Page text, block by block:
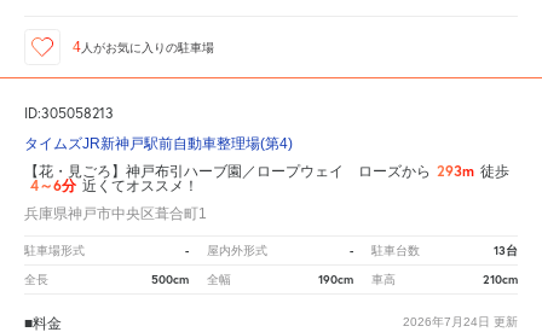
4人がお気に入りの駐車場
ID:305058213
タイムズJR新神戸駅前自動車整理場(第4)
【花・見ごろ】神戸布引ハーブ園／ロープウェイ ローズから 293m 徒歩
4～6分 近くてオススメ！
兵庫県神戸市中央区葺合町1
駐車場形式 - 屋内外形式 - 駐車台数 13台
全長 500cm 全幅 190cm 車高 210cm
2026年7月24日 更新
■料金